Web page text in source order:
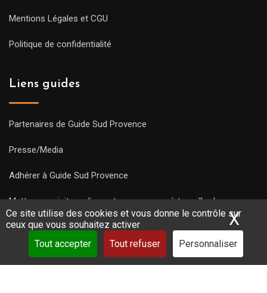
Ce site utilise des cookies et vous donne le contrôle sur
ceux que vous souhaitez activer
Tout accepter
Tout refuser Personnaliser
X
Mentions Légales et CGU
Politique de confidentialité
Liens guides
Partenaires de Guide Sud Provence
Presse/Media
Adhérer à Guide Sud Provence
Mettre une visite en ligne et commencez à travailler !